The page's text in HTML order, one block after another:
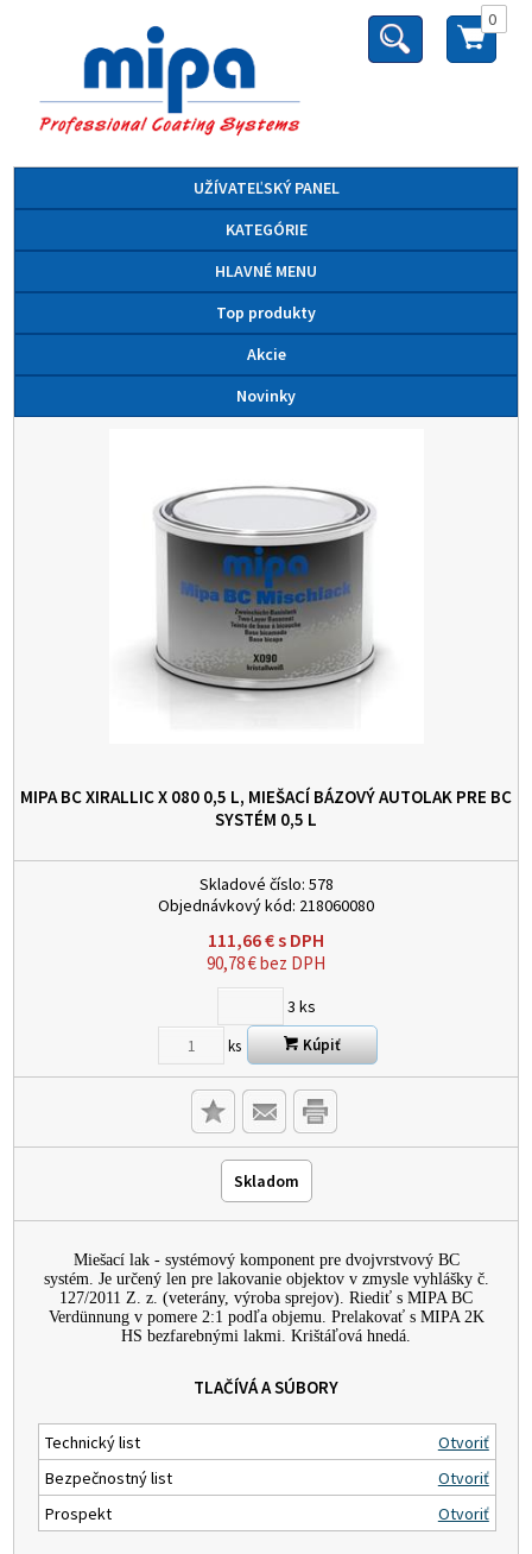
0
UŽÍVATEĽSKÝ PANEL
KATEGÓRIE
HLAVNÉ MENU
Top produkty
Akcie
Novinky
MIPA BC XIRALLIC X 080 0,5 L, MIEŠACÍ BÁZOVÝ AUTOLAK PRE BC
SYSTÉM 0,5 L
Skladové číslo: 578
Objednávkový kód: 218060080
111,66€s DPH
90,78€bez DPH
3 ks
ks Kúpiť
Skladom
Miešací lak - systémový komponent pre dvojvrstvový BC
systém. Je určený len pre lakovanie objektov v zmysle vyhlášky č.
127/2011 Z. z. (veterány, výroba sprejov). Riediť s MIPA BC
Verdünnung v pomere 2:1 podľa objemu. Prelakovať s MIPA 2K
HS bezfarebnými lakmi. Krištáľová hnedá.
TLAČÍVÁ A SÚBORY
Technický list
Otvoriť
Bezpečnostný list
Otvoriť
Prospekt
Otvoriť